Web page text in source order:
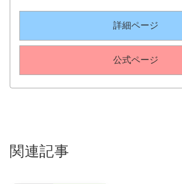
詳細ページ
公式ページ
関連記事